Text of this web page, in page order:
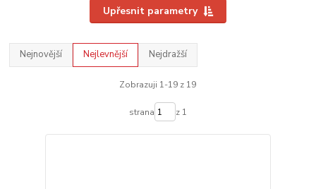
Upřesnit parametry
Nejnovější Nejlevnější Nejdražší
Zobrazuji 1-19 z 19
strana z 1